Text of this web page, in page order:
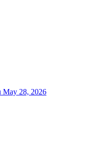
May 28, 2026